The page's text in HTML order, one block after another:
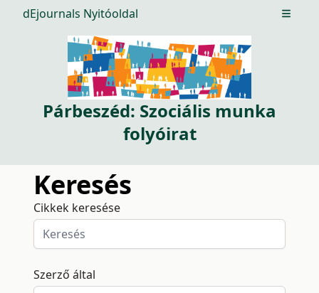
dEjournals Nyitóoldal Open
Párbeszéd: Szociális munka
folyóirat
Keresés
Cikkek keresése
Szerző által